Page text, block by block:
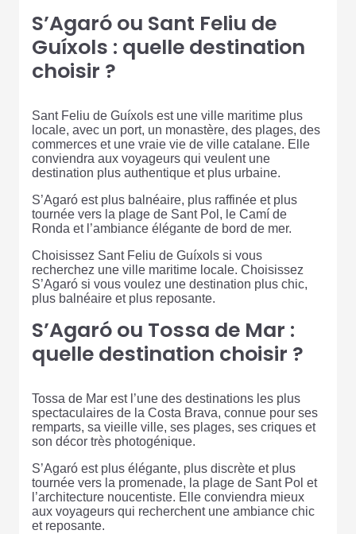
S’Agaró ou Sant Feliu de
Guíxols : quelle destination
choisir ?
Sant Feliu de Guíxols est une ville maritime plus
locale, avec un port, un monastère, des plages, des
commerces et une vraie vie de ville catalane. Elle
conviendra aux voyageurs qui veulent une
destination plus authentique et plus urbaine.
S’Agaró est plus balnéaire, plus raffinée et plus
tournée vers la plage de Sant Pol, le Camí de
Ronda et l’ambiance élégante de bord de mer.
Choisissez Sant Feliu de Guíxols si vous
recherchez une ville maritime locale. Choisissez
S’Agaró si vous voulez une destination plus chic,
plus balnéaire et plus reposante.
S’Agaró ou Tossa de Mar :
quelle destination choisir ?
Tossa de Mar est l’une des destinations les plus
spectaculaires de la Costa Brava, connue pour ses
remparts, sa vieille ville, ses plages, ses criques et
son décor très photogénique.
S’Agaró est plus élégante, plus discrète et plus
tournée vers la promenade, la plage de Sant Pol et
l’architecture noucentiste. Elle conviendra mieux
aux voyageurs qui recherchent une ambiance chic
et reposante.